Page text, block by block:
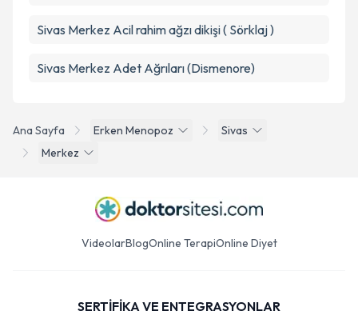
Ana Sayfa Erken Menopoz
Sivas
Merkez
Sivas Merkez Acil rahim ağzı dikişi ( Sörklaj )
Sivas Merkez Adet Ağrıları (Dismenore)
VideolarBlogOnline TerapiOnline Diyet
SERTİFİKA VE ENTEGRASYONLAR